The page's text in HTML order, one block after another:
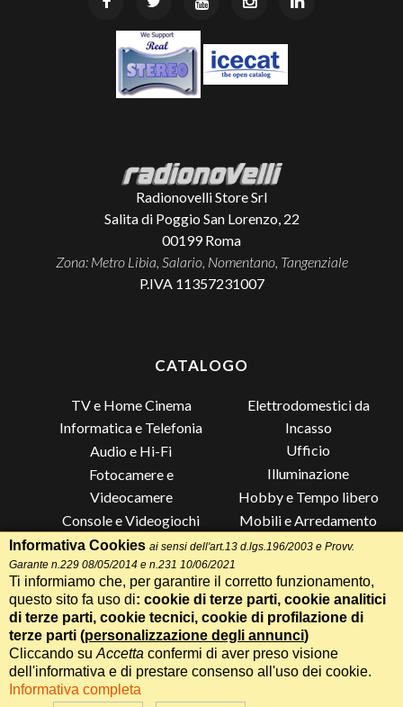
Radionovelli Store Srl
Salita di Poggio San Lorenzo, 22
00199 Roma
Zona: Metro Libia, Salario, Nomentano, Tangenziale
P.IVA 11357231007
CATALOGO
TV e Home Cinema
Informatica e Telefonia
Audio e Hi-Fi
Fotocamere e
Videocamere
Console e Videogiochi
Piccoli Elettrodomestici
Grandi Elettrodomestici e
Climatizzazione
Elettrodomestici da
Incasso
Ufficio
Illuminazione
Hobby e Tempo libero
Mobili e Arredamento
Lista di Nozze
Termini e Condizioni-Privacy Cookie
Realizzazione siti web Itala
Whatsapp Chiama
Speciale 70 Anni Radionovelli T
Informativa Cookies ai sensi dell'art.13 d.lgs.196/2003 e Provv.
Garante n.229 08/05/2014 e n.231 10/06/2021
Ti informiamo che, per garantire il corretto funzionamento,
questo sito fa uso di: cookie di terze parti, cookie analitici
di terze parti, cookie tecnici, cookie di profilazione di
terze parti (personalizzazione degli annunci)
Cliccando su Accetta confermi di aver preso visione
dell'informativa e di prestare consenso all'uso dei cookie.
Informativa completa